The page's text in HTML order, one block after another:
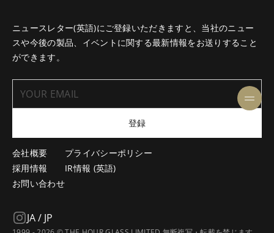
会社概要
採用情報
お問い合わせ
プライバシーポリシー
IR情報 (英語)
ニュースレター(英語)にご登録いただきますと、当社のニュー
スや今後の製品、イベントに関する最新情報をお送りすること
ができます。
登録
JA / JP